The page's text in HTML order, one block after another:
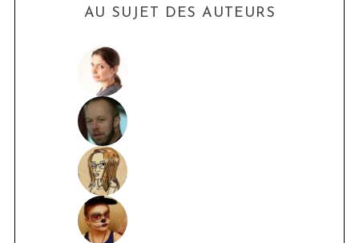
AU SUJET DES AUTEURS